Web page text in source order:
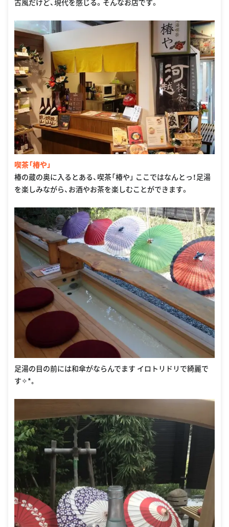
古風だけど、現代を感じる。そんなお店です。
喫茶「椿や」
椿の蔵の奥に入るとある、喫茶「椿や」 ここではなんとっ！足湯
を楽しみながら、お酒やお茶を楽しむことができます。
足湯の目の前には和傘がならんでます イロトリドリで綺麗で
す✧*｡